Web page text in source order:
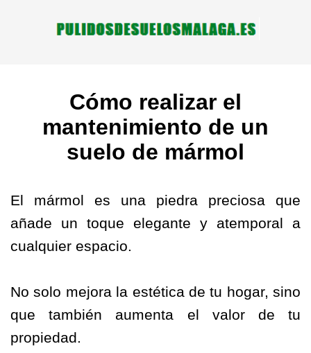
Cómo realizar el
mantenimiento de un
suelo de mármol
El mármol es una piedra preciosa que
añade un toque elegante y atemporal a
cualquier espacio.
No solo mejora la estética de tu hogar, sino
que también aumenta el valor de tu
propiedad.